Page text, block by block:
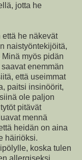
jotta he
että he näkevät
naistyöntekijöitä,
myös pidän
enemmän
että useimmat
paitsi insinöörit,
ole paljon
pitävät
mennä
heidän on aina
häiriöksi.
koska tulen
allergiseksi